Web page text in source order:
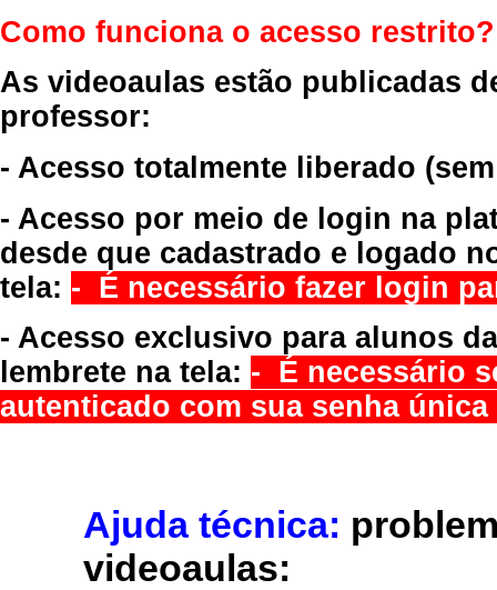
Como funciona o acesso restrito?
As videoaulas estão publicadas
professor:
- Acesso totalmente liberado
- Acesso por meio de login na
desde que cadastrado e logado
tela: - É necessário fazer login
- Acesso exclusivo para alunos
lembrete na tela: - É necessário
autenticado com sua senha
Ajuda técnica:
videoaulas: